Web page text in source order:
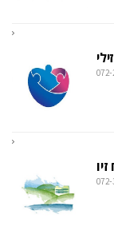
072-